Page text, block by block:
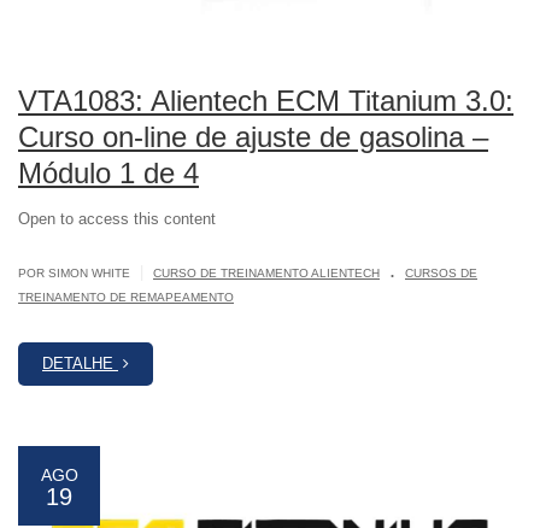
VTA1083: Alientech ECM Titanium 3.0:
Curso on-line de ajuste de gasolina –
Módulo 1 de 4
Open to access this content
POR SIMON WHITE CURSO DE TREINAMENTO ALIENTECH .
CURSOS DE
TREINAMENTO DE REMAPEAMENTO
DETALHE
AGO
19